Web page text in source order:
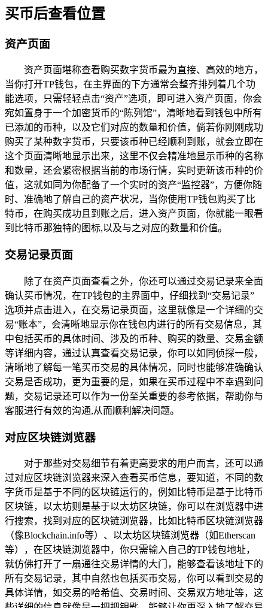
买币后查看位置
资产页面
资产页面堪称查看购买数字货币最为直接、高效的地方，
当你打开TP钱包，在主界面的下方通常会整齐排列着几个功
能选项，只需轻轻点击“资产”选项，即可进入资产页面，你会
宛如置身于一个加密货币的“陈列馆”，清晰地看到钱包中所有
已添加的币种，以及它们对应的数量和价值，倘若你刚刚成功
购买了某种数字货币，只要该币种已经顺利到账，就会立即在
这个页面清晰地显示出来，这里不仅会精准地显示币种的名称
和数量，还会紧密根据当前的市场行情，实时更新该币种的价
值，这就如同为你配备了一个实时的资产“监控器”，方便你随
时、准确地了解自己的资产状况，当你使用TP钱包购买了比
特币，在购买成功且到账之后，进入资产页面，你就能一眼看
到比特币那独特的图标,以及与之对应的数量和价值。
交易记录页面
除了在资产页面查看之外，你还可以通过交易记录来全面
确认买币情况，在TP钱包的主界面中，仔细找到“交易记录”
选项并点击进入，在交易记录页面，这里就像是一个详细的交
易“账本”，会清晰地显示你在钱包内进行的所有交易信息，其
中包括买币的具体时间、涉及的币种、购买的数量、交易金额
等详细内容，通过认真查看交易记录，你可以如同侦探一般，
清晰地了解每一笔买币交易的具体情况，同时也能够准确确认
交易是否成功，更为重要的是，如果在买币过程中不幸遇到问
题，交易记录还可以作为一份至关重要的参考依据，帮助你与
客服进行有效的沟通,从而顺利解决问题。
对应区块链浏览器
对于那些对交易细节有着更高要求的用户而言，还可以通
过对应区块链浏览器来深入查看买币信息，要知道，不同的数
字货币是基于不同的区块链运行的，例如比特币是基于比特币
区块链，以太坊则是基于以太坊区块链，你可以在浏览器中进
行搜索，找到对应的区块链浏览器，比如比特币区块链浏览器
（像Blockchain.info等）、以太坊区块链浏览器（如Etherscan
等），在区块链浏览器中，你只需输入自己的TP钱包地址，
就仿佛打开了一扇通往交易详情的大门，能够查看该地址下的
所有交易记录，其中自然也包括买币交易，你可以看到交易的
具体详情，如交易的哈希值、交易时间、交易双方地址等，这